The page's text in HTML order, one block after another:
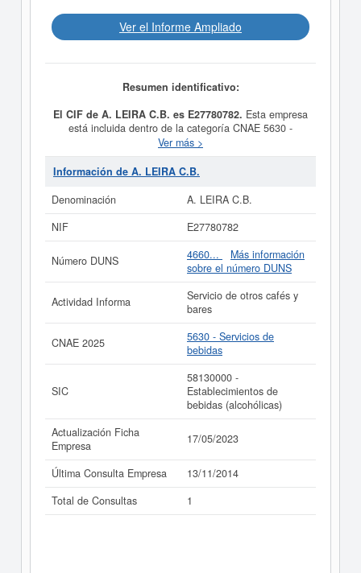
Ver el Informe Ampliado
Resumen identificativo:
El CIF de A. LEIRA C.B. es E27780782. Esta empresa
está incluida dentro de la categoría CNAE 5630 -
Servicios de bebidas. Dentro del Sistema Internacional
de Clasificación de actividades empresariales, la
empresa A. LEIRA C.B.se encuentra en el SIC
veces, la última consulta se ha producido el 13/11/2014.
subvenciones puede solicitar esta empresa las demás
Si está interesado en conocer más datos de la empresa
acceder inmediatamente a este
de A. LEIRA C.B. y consultar los
resultados de sus años de actividad, así como los
balances y cuentas de resultados disponibles.
La última actualización del informe de empresa se ha
realizado el 17/05/2023.
Ver más >
Información de A. LEIRA C.B.
Denominación
A. LEIRA C.B.
NIF
E27780782
Número DUNS 4660...
Más información
sobre el número DUNS
Actividad Informa
Servicio de otros cafés y
bares
CNAE 2025
5630 - Servicios de
bebidas
SIC
58130000 -
Establecimientos de
bebidas (alcohólicas)
Actualización Ficha
Empresa
17/05/2023
Última Consulta Empresa
13/11/2014
Total de Consultas
1